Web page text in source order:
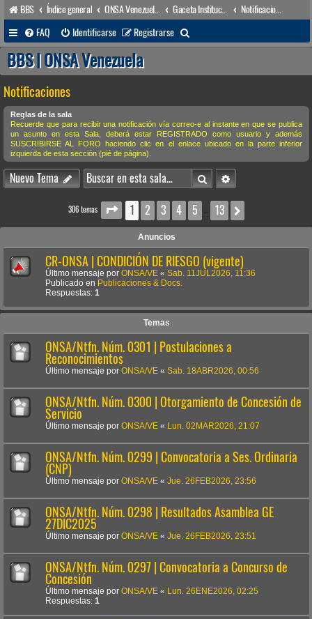
BBS Índice general
Notificaciones
FAQ
Identificarse Registrarse
u
a
r
BBS | ONSA Venezuela
Notificaciones
Reglas de la sala
Recuerde que para recibir una notificación vía correo-e al instante en que se publica
un asunto en esta Sala, deberá estar REGISTRADO como usuario y además
SUSCRIBIRSE AL FORO haciendo clic en el enlace ubicado en la parte inferior
izquierda de esta sección (pié de página).
Nuevo Tema BuscarBúsqueda avanzada
306 temas Página1 de 13
1 2 3 4 5 … 13
Anuncios
CR-ONSA | CONDICIÓN DE RIESGO (vigente)
Último mensaje por ONSA/VE « Sab. 11JUL2026, 11:36
Publicado en Publicaciones & Docs.
Respuestas: 1
Temas
ONSA/Ntfn. Núm. 0301 | Postulaciones a
Reconocimientos
Último mensaje por ONSA/VE « Sab. 18ABR2026, 00:56
ONSA/Ntfn. Núm. 0300 | Otorgamiento de Concesión de
Servicio
Último mensaje por ONSA/VE « Lun. 02MAR2026, 21:07
ONSA/Ntfn. Núm. 0299 | Convocatoria a Ses. Ordinaria
(CNP)
Último mensaje por ONSA/VE « Jue. 26FEB2026, 23:56
ONSA/Ntfn. Núm. 0298 | Resultados Asamblea GE
27DIC2025
Último mensaje por ONSA/VE « Jue. 26FEB2026, 23:51
ONSA/Ntfn. Núm. 0297 | Convocatoria a Concurso de
Concesión
Último mensaje por ONSA/VE «
Lun. 26ENE2026, 02:25
Respuestas: 1